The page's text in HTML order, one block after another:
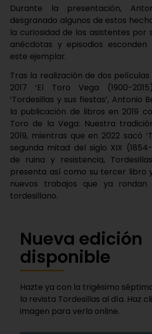
Durante la presentación,
desgranado algunos de estos
la curiosidad de los asistentes por
anécdotas y episodios
este ejemplar.
Tras la realización de dos
2017 ‘El Toro Vega (1900-
‘Tordesillas y sus fiestas’, Antonio
la publicación de libros en 2019
Toro de la Vega: Nuestra
2019, mientras que en 2022 sacó
segunda mitad del siglo XIX (1854-
de ruina y resistencia, Tordesillas
presenta así como su tercer libro
nuevos trabajos que ya
tordesillano.
Nueva edición
disponible
Hazte ya con la trigésimo
la revista Tordesillas al día. Haz
imagen para verla online.